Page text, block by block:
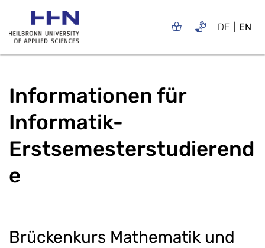
DE EN
Informationen für
Informatik-
Erstsemesterstudierend
e
Brückenkurs Mathematik und